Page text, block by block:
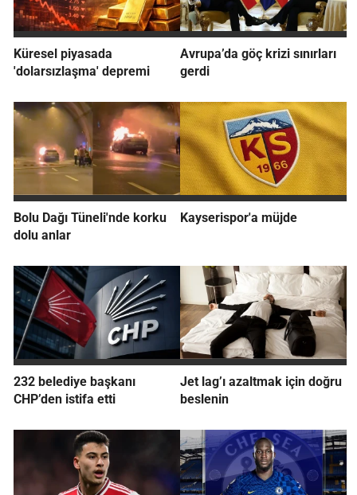
Küresel piyasada
'dolarsızlaşma' depremi
Avrupa’da göç krizi sınırları
gerdi
Bolu Dağı Tüneli'nde korku
dolu anlar
Kayserispor'a müjde
232 belediye başkanı
CHP’den istifa etti
Jet lag’ı azaltmak için doğru
beslenin